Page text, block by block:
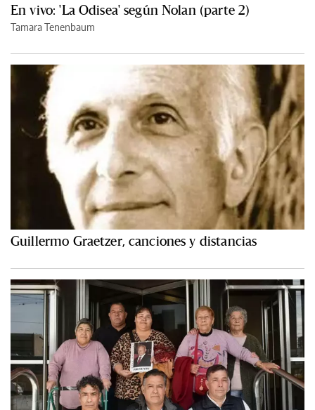
En vivo: 'La Odisea' según Nolan (parte 2)
Tamara Tenenbaum
Guillermo Graetzer, canciones y distancias